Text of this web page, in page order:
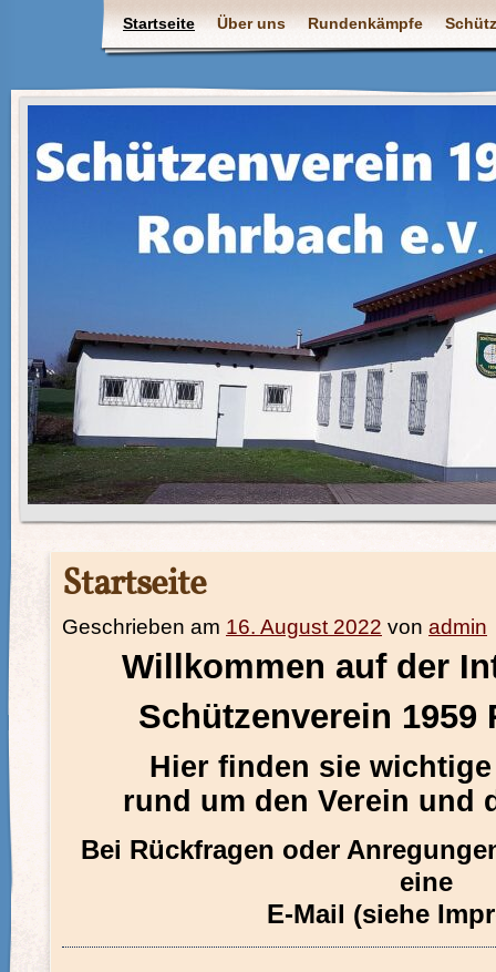
Startseite Über uns Rundenkämpfe
Startseite
Geschrieben am 16. August 2022 von admin
Willkommen auf der
Schützenverein 1959
Hier finden sie
rund um den Verein und
Bei Rückfragen oder
eine
E-Mail (siehe